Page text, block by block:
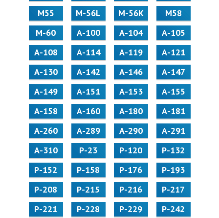
М55
M-56L M-56K
М58
M-60
А-100 А-104
А-105
А-108
А-114 А-119
А-121
А-130
А-142 А-146
А-147
А-149
А-151 А-153
А-155
А-158
А-160 А-180
А-181
А-260
А-289 А-290
А-291
А-310
Р-23 Р-120
Р-132
Р-152
Р-158 Р-176
Р-193
Р-208
Р-215 Р-216
Р-217
Р-221
Р-228 Р-229
Р-242